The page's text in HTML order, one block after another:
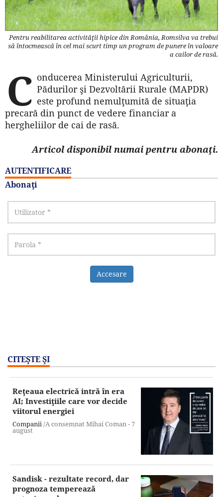
Pentru reabilitarea activităţii hipice din România, Romsilva va trebui
să întocmească în cel mai scurt timp un program de punere în valoare
a cailor de rasă.
C onducerea Ministerului Agriculturii,
Pădurilor şi Dezvoltării Rurale (MAPDR)
este profund nemulţumită de situaţia
precară din punct de vedere financiar a
hergheliilor de cai de rasă.
Articol disponibil numai pentru abonaţi.
AUTENTIFICARE
Abonaţi
Accesare
CITEŞTE ŞI
Reţeaua electrică intră în era
AI; Investiţiile care vor decide
viitorul energiei
Companii/A consemnat Mihai Coman -7
august
Sandisk - rezultate record, dar
prognoza temperează